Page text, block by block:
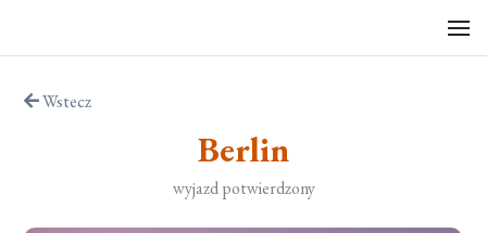
Wstecz
Berlin
wyjazd potwierdzony